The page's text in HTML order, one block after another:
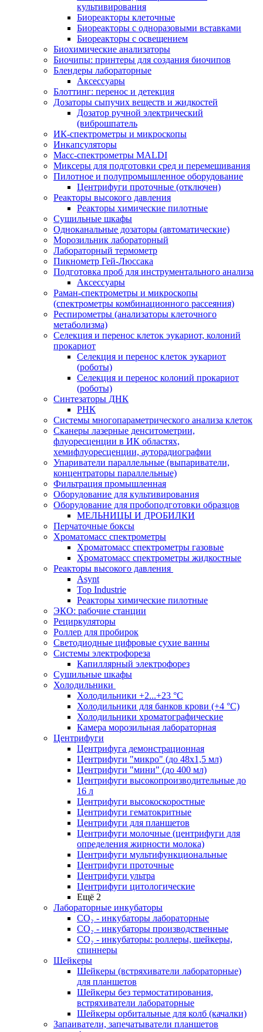
культивирования
Биореакторы клеточные
Биореакторы с одноразовыми вставками
Биореакторы с освещением
Биохимические анализаторы
Биочипы: принтеры для создания биочипов
Блендеры лабораторные
Аксессуары
Блоттинг: перенос и детекция
Дозаторы сыпучих веществ и жидкостей
Дозатор ручной электрический
(виброшпатель
ИК-спектрометры и микроскопы
Инкапсуляторы
Масс-спектрометры MALDI
Миксеры для подготовки сред и перемешивания
Пилотное и полупромышленное оборудование
Центрифуги проточные (отключен)
Реакторы высокого давления
Реакторы химические пилотные
Сушильные шкафы
Одноканальные дозаторы (автоматические)
Морозильник лабораторный
Лабораторный термометр
Пикнометр Гей-Люссака
Подготовка проб для инструментального анализа
Аксессуары
Раман-спектрометры и микроскопы
(спектрометры комбинационного рассеяния)
Респирометры (анализаторы клеточного
метаболизма)
Селекция и перенос клеток эукариот, колоний
прокариот
Селекция и перенос клеток эукариот
(роботы)
Селекция и перенос колоний прокариот
(роботы)
Синтезаторы ДНК
РНК
Системы многопараметрического анализа клеток
Сканеры лазерные денситометрии,
флуоресценции в ИК областях,
хемифлуоресценции, ауторадиографии
Упариватели параллельные (выпариватели,
концентраторы параллельные)
Фильтрация промышленная
Оборудование для культивирования
Оборудование для пробоподготовки образцов
МЕЛЬНИЦЫ И ДРОБИЛКИ
Перчаточные боксы
Хроматомасс спектрометры
Хроматомасс спектрометры газовые
Хроматомасс спектрометры жидкостные
Реакторы высокого давления
Asynt
Top Industrie
Реакторы химические пилотные
ЭКО: рабочие станции
Рециркуляторы
Роллер для пробирок
Светодиодные цифровые сухие ванны
Системы электрофореза
Капиллярный электрофорез
Сушильные шкафы
Холодильники
Холодильники +2...+23 °С
Холодильники для банков крови (+4 °С)
Холодильники хроматографические
Камера морозильная лабораторная
Центрифуги
Центрифуга демонстрационная
Центрифуги "микро" (до 48x1,5 мл)
Центрифуги "мини" (до 400 мл)
Центрифуги высокопроизводительные до
16 л
Центрифуги высокоскоростные
Центрифуги гематокритные
Центрифуги для планшетов
Центрифуги молочные (центрифуги для
определения жирности молока)
Центрифуги мультифункциональные
Центрифуги проточные
Центрифуги ультра
Центрифуги цитологические
Ещё 2
Лабораторные инкубаторы
СО₂ - инкубаторы лабораторные
СО₂ - инкубаторы производственные
СО₂ - инкубаторы: роллеры, шейкеры,
спиннеры
Шейкеры
Шейкеры (встряхиватели лабораторные)
для планшетов
Шейкеры без термостатирования,
встряхиватели лабораторные
Шейкеры орбитальные для колб (качалки)
Запаиватели, запечатыватели планшетов